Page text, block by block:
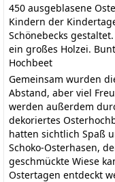
450 ausgeblasene
Kindern der
Schönebecks
ein großes Holzei.
Hochbeet
Gemeinsam wurden
Abstand, aber viel
werden außerdem
dekoriertes
hatten sichtlich Spaß
Schoko-Osterhasen,
geschmückte Wiese
Ostertagen entdeckt